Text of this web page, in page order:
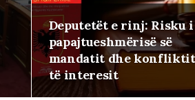
Deputetët e rinj: Risku i
papajtueshmërisë së
mandatit dhe konfliktit
të interesit